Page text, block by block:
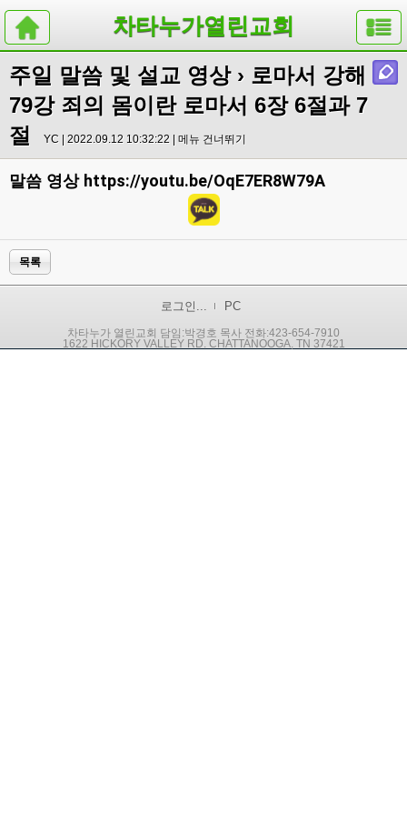
차타누가열린교회
주일 말씀 및 설교 영상› 로마서 강해
79강 죄의 몸이란 로마서 6장 6절과 7
절
YC | 2022.09.12 10:32:22 | 메뉴 건너뛰기
말씀 영상 https://youtu.be/OqE7ER8W79A
목록
로그인... PC
차타누가 열린교회 담임:박경호 목사 전화:423-654-7910
1622 HICKORY VALLEY RD. CHATTANOOGA, TN 37421